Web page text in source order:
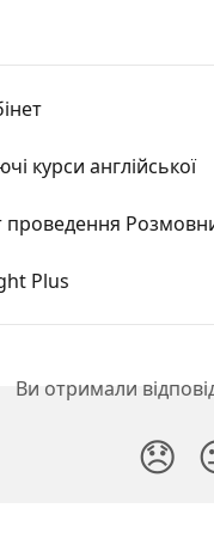
курси англійської
Plus
Ви отримали
😞